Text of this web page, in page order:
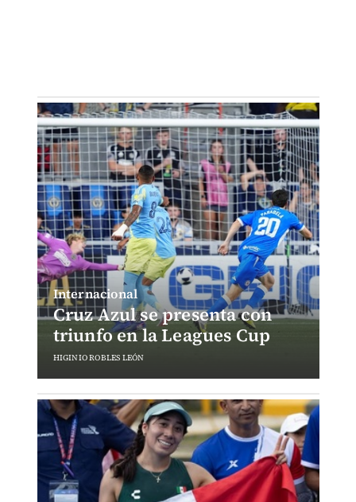
Cruz Azul se presenta con
triunfo en la Leagues Cup
Internacional
HIGINIO ROBLES LEÓN